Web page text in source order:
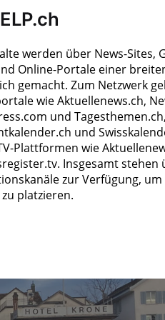
werden über News-Sites,
Online-Portale einer
gemacht. Zum Netzwerk
wie Aktuellenews.ch,
und
und
Plattformen wie
Insgesamt stehen
zur Verfügung,
platzieren.